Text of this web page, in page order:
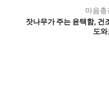
마음충
잣나무가 주는 윤택함, 건
도